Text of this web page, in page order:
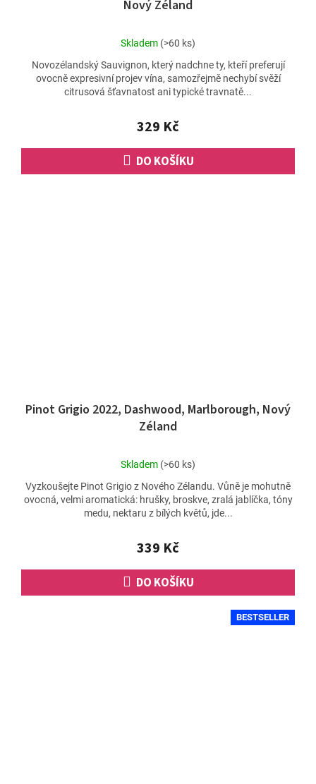
Nový Zéland
Průměrné
produktu
je
5,0
5
hvězdiček.
Skladem (>60 ks)
329 Kč
DO KOŠÍKU
Novozélandský Sauvignon, který nadchne ty, kteří preferují
ovocně expresivní projev vína, samozřejmě nechybí svěží
citrusová šťavnatost ani typické travnatě...
Pinot Grigio 2022, Dashwood, Marlborough, Nový
Zéland
Průměrné
produktu
je
5,0
5
hvězdiček.
Skladem (>60 ks)
339 Kč
DO KOŠÍKU
Vyzkoušejte Pinot Grigio z Nového Zélandu. Vůně je mohutně
ovocná, velmi aromatická: hrušky, broskve, zralá jablíčka, tóny
medu, nektaru z bílých květů, jde...
BESTSELLER